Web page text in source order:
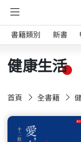
書籍類別 新書
健康生活
首頁 全書籍